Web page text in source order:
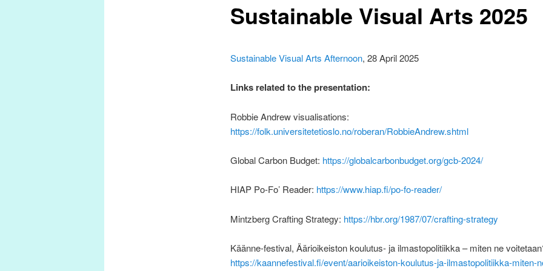
Sustainable Visual Arts 2025
Sustainable Visual Arts Afternoon, 28 April 2025
Links related to the presentation:
Robbie Andrew visualisations:
https://folk.universitetetioslo.no/roberan/RobbieAndrew.shtml
Global Carbon Budget: https://globalcarbonbudget.org/gcb-2024/
HIAP Po-Fo’ Reader: https://www.hiap.fi/po-fo-reader/
Mintzberg Crafting Strategy: https://hbr.org/1987/07/crafting-strategy
Käänne-festival, Äärioikeiston koulutus- ja ilmastopolitiikka – miten ne
https://kaannefestival.fi/event/aarioikeiston-koulutus-ja-ilmastopolitiikka-miten-